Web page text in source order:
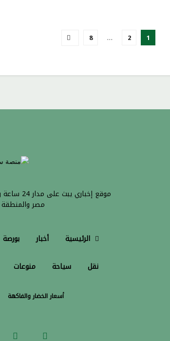
1
2
…
8
موقع
مصر والمنطقة
الرئيسية أخبار بورصة
نقل سياحة منوعات
أسعار الخضار والفاكهة